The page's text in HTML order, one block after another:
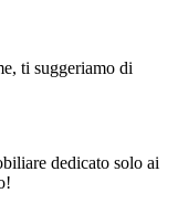
ti suggeriamo di
dedicato solo ai